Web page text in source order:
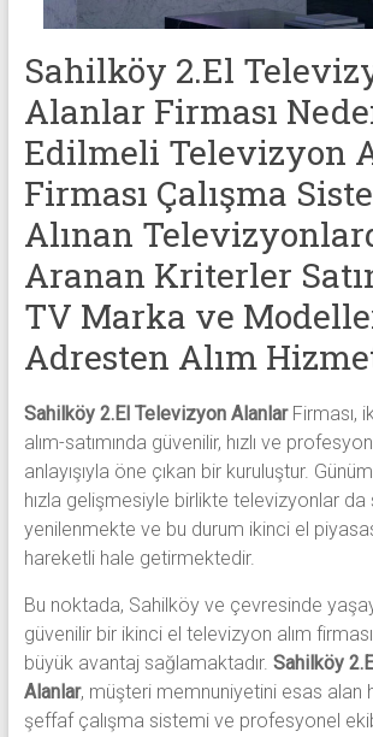
adresten
alım
yapıyor
Sahilköy 2.El
Alanlar Firması
Edilmeli Televizyon
Firması Çalışma
Alınan
Aranan Kriterler
TV Marka ve
Adresten Alım
Sahilköy 2.El Televizyon AlanlarFirması,
alım-satımında güvenilir, hızlı ve
anlayışıyla öne çıkan bir kuruluştur.
hızla gelişmesiyle birlikte televizyonlar da
yenilenmekte ve bu durum ikinci el
hareketli hale getirmektedir.
Bu noktada, Sahilköy ve çevresinde
güvenilir bir ikinci el televizyon alım
büyük avantaj sağlamaktadır. Sahilköy
Alanlar, müşteri memnuniyetini esas alan
şeffaf çalışma sistemi ve profesyonel